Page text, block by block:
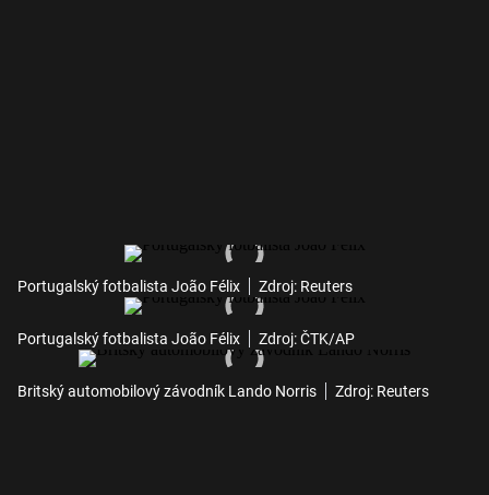
Portugalský fotbalista João Félix Zdroj: Reuters
Portugalský fotbalista João Félix Zdroj: ČTK/AP
Britský automobilový závodník Lando Norris Zdroj: Reuters